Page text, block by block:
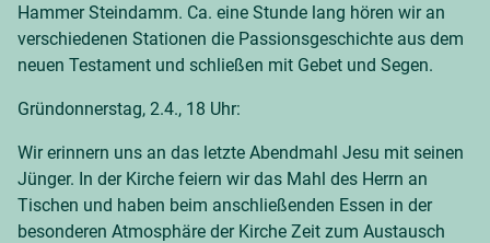
Hammer Steindamm. Ca. eine Stunde lang hören wir an
verschiedenen Stationen die Passionsgeschichte aus dem
neuen Testament und schließen mit Gebet und Segen.
Gründonnerstag, 2.4., 18 Uhr:
Wir erinnern uns an das letzte Abendmahl Jesu mit seinen
Jünger. In der Kirche feiern wir das Mahl des Herrn an
Tischen und haben beim anschließenden Essen in der
besonderen Atmosphäre der Kirche Zeit zum Austausch